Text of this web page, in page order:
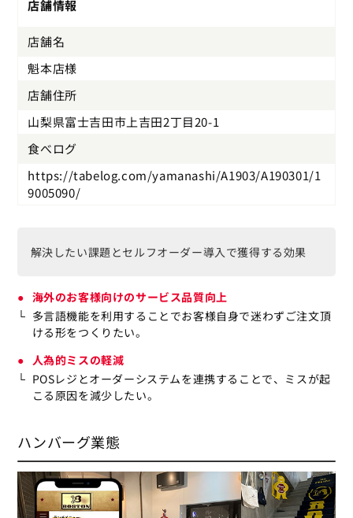
店舗情報
店舗名
魁本店様
店舗住所
山梨県富士吉田市上吉田2丁目20-1
食べログ
https://tabelog.com/yamanashi/A1903/A190301/1
9005090/
解決したい課題とセルフオーダー導入で獲得する効果
海外のお客様向けのサービス品質向上
多言語機能を利用することでお客様自身で迷わずご注文頂
ける形をつくりたい。
人為的ミスの軽減
POSレジとオーダーシステムを連携することで、ミスが起
こる原因を減少したい。
ハンバーグ業態